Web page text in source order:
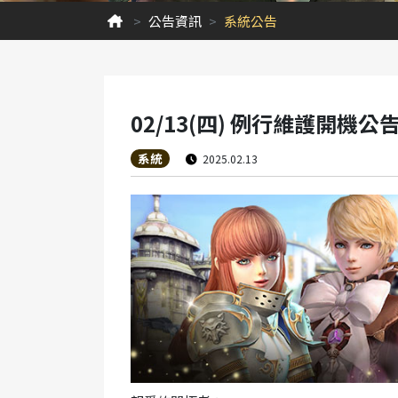
公告資訊 系統公告
02/13(四) 例行維護開機公
系統 2025.02.13